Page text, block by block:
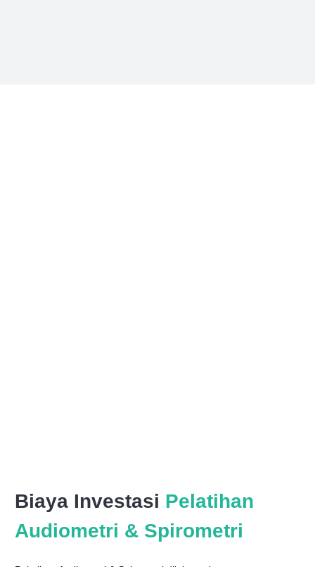
Biaya Investasi Pelatihan
Audiometri & Spirometri